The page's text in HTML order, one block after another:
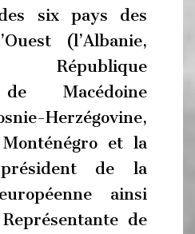
six pays des
(l’Albanie,
République
Macédoine
Herzégovine,
et la
de la
ainsi
de